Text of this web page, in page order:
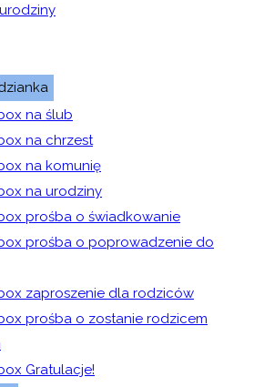
na ślub
na chrzest
na komunię
na urodziny
prośba o świadkowanie
prośba o poprowadzenie do
zaproszenie dla rodziców
prośba o zostanie rodzicem
Gratulacje!